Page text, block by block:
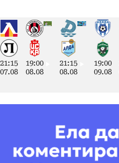
21:15
07.08
19:00
08.08
21:15
08.08
19:00
09.08